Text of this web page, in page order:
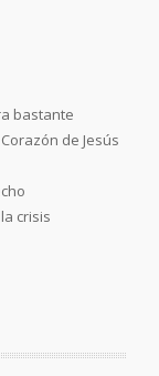
bastante
de Jesús
crisis